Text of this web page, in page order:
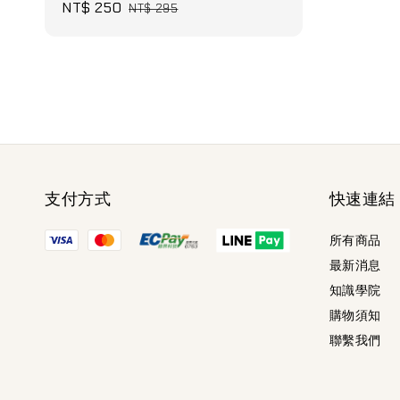
Sale
NT$ 250 Regular
NT$ 295
支付方式 快速連結
所有商品
最新消息
知識學院
購物須知
聯繫我們